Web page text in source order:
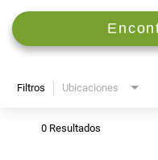
Filtros Ubicaciones
0 Resultados